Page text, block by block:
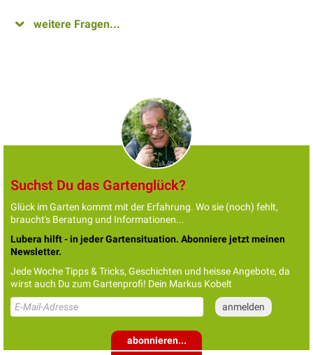
weitere Fragen...
Suchst Du das Gartenglück?
Glück im Garten kommt mit der Erfahrung. Wo sie (noch) fehlt,
braucht's Beratung und Informationen...
Lubera hilft - in jeder Gartensituation. Abonniere jetzt meinen
Newsletter.
Jede Woche Tipps & Tricks, Geschichten und heisse Angebote, da
wirst auch Du zum Gartenprofi! Dein Markus Kobelt
abonnieren...